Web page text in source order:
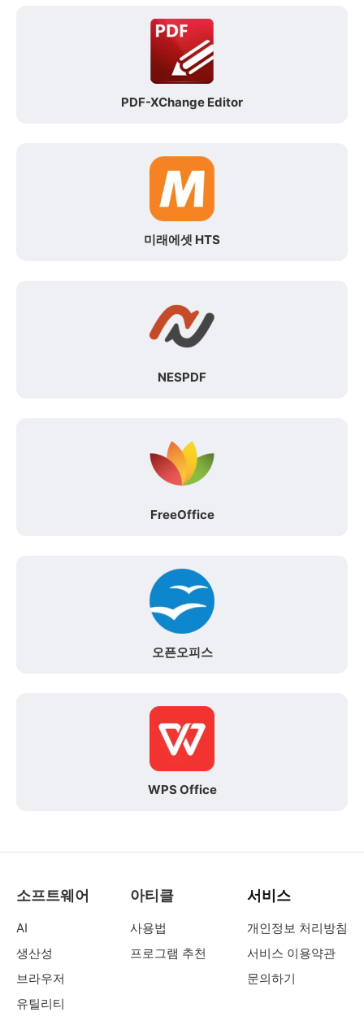
PDF-XChange Editor
미래에셋 HTS
NESPDF
FreeOffice
오픈오피스
WPS Office
소프트웨어
AI
생산성
브라우저
유틸리티
아티클
사용법
프로그램 추천
서비스
개인정보 처리방침
서비스 이용약관
문의하기